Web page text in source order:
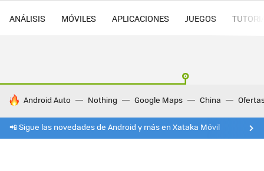
ANÁLISIS MÓVILES APLICACIONES JUEGOS
HOY SE HABLA DE
Android Auto Nothing Google Maps China
📲 Sigue las novedades de Android y más en Xataka Móvil